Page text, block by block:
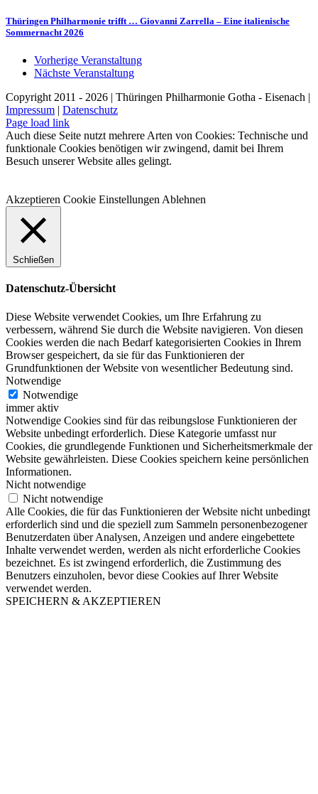
Thüringen Philharmonie trifft … Giovanni Zarrella – Eine italienische
Sommernacht 2026
Vorherige Veranstaltung
Nächste Veranstaltung
Copyright 2011 - 2026 | Thüringen Philharmonie Gotha - Eisenach |
Impressum | Datenschutz
Facebook
Instagram
WhatsApp
YouTube
E-
Mail
Telefon
Page load link
Auch diese Seite nutzt mehrere Arten von Cookies: Technische und
funktionale Cookies benötigen wir zwingend, damit bei Ihrem
Besuch unserer Website alles gelingt.
Akzeptieren Cookie Einstellungen Ablehnen
Schließen
Datenschutz-Übersicht
Diese Website verwendet Cookies, um Ihre Erfahrung zu
verbessern, während Sie durch die Website navigieren. Von diesen
Cookies werden die nach Bedarf kategorisierten Cookies in Ihrem
Browser gespeichert, da sie für das Funktionieren der
Grundfunktionen der Website von wesentlicher Bedeutung sind.
Notwendige
Notwendige
immer aktiv
Notwendige Cookies sind für das reibungslose Funktionieren der
Website unbedingt erforderlich. Diese Kategorie umfasst nur
Cookies, die grundlegende Funktionen und Sicherheitsmerkmale der
Website gewährleisten. Diese Cookies speichern keine persönlichen
Informationen.
Nicht notwendige
Nicht notwendige
Alle Cookies, die für das Funktionieren der Website nicht unbedingt
erforderlich sind und die speziell zum Sammeln personenbezogener
Benutzerdaten über Analysen, Anzeigen und andere eingebettete
Inhalte verwendet werden, werden als nicht erforderliche Cookies
bezeichnet. Es ist zwingend erforderlich, die Zustimmung des
Benutzers einzuholen, bevor diese Cookies auf Ihrer Website
verwendet werden.
SPEICHERN & AKZEPTIEREN